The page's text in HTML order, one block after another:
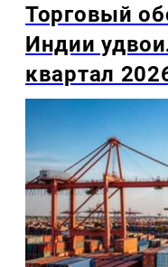
Торговый
Индии
квартал